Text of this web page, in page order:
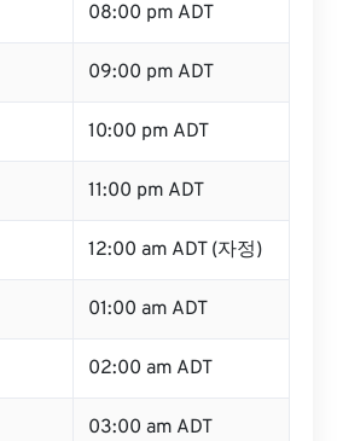
08:00 pm ADT
09:00 pm ADT
10:00 pm ADT
11:00 pm ADT
12:00 am ADT (자정)
01:00 am ADT
02:00 am ADT
03:00 am ADT